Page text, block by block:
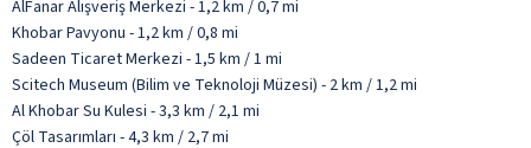
AlFanar Alışveriş Merkezi - 1,2 km / 0,7 mi
Khobar Pavyonu - 1,2 km / 0,8 mi
Sadeen Ticaret Merkezi - 1,5 km / 1 mi
Scitech Museum (Bilim ve Teknoloji Müzesi) - 2 km / 1,2 mi
Al Khobar Su Kulesi - 3,3 km / 2,1 mi
Çöl Tasarımları - 4,3 km / 2,7 mi